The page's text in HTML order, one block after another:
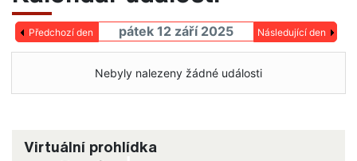
Předchozí den pátek 12 září 2025 Následující den
Nebyly nalezeny žádné události
Virtuální prohlídka